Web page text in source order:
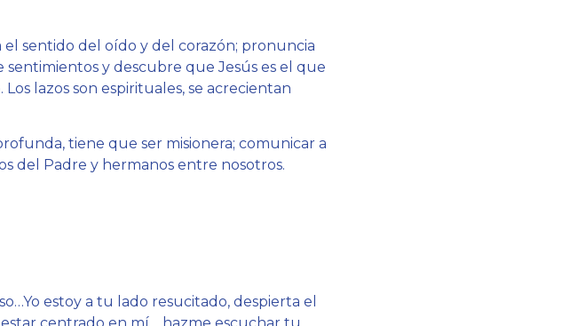
sentido del oído y del corazón; pronuncia
sentimientos y descubre que Jesús es el que
lazos son espirituales, se acrecientan
tiene que ser misionera; comunicar a
del Padre y hermanos entre nosotros.
estoy a tu lado resucitado, despierta el
centrado en mí… hazme escuchar tu